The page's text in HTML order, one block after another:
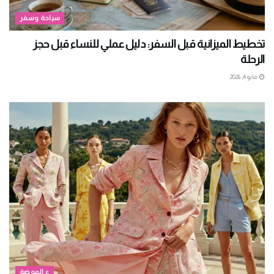
سياحة وسفر
تخطيط الميزانية قبل السفر: دليل عملي للنساء قبل حجز
الرحلة
مايو 4, 2026
ع الموضة